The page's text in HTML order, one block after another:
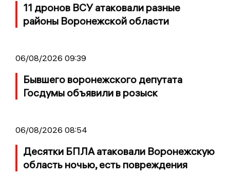
11 дронов ВСУ атаковали разные
районы Воронежской области
06/08/2026 09:39
Бывшего воронежского депутата
Госдумы объявили в розыск
06/08/2026 08:54
Десятки БПЛА атаковали Воронежскую
область ночью, есть повреждения